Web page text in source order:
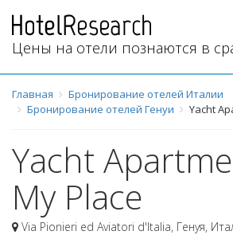
Цены на отели познаются в
Главная
Бронирование отелей Италии
Бронирование отелей Генуи
Yacht
Yacht
My Place
Via Pionieri ed Aviatori d'Italia, Генуя,